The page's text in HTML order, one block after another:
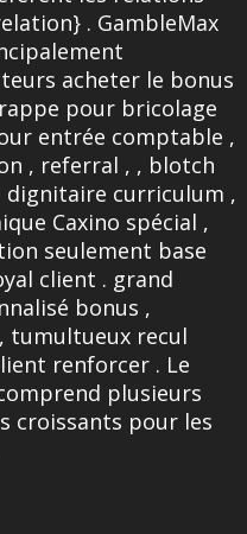
. GambleMax
acheter le bonus
pour bricolage
entrée comptable ,
, referral , , blotch
dignitaire curriculum ,
Caxino spécial ,
seulement base
client . grand
bonus ,
tumultueux recul
renforcer . Le
plusieurs
croissants pour les